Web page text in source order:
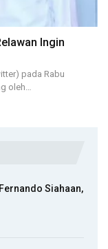
Ingin
pada Rabu
oleh…
Siahaan,